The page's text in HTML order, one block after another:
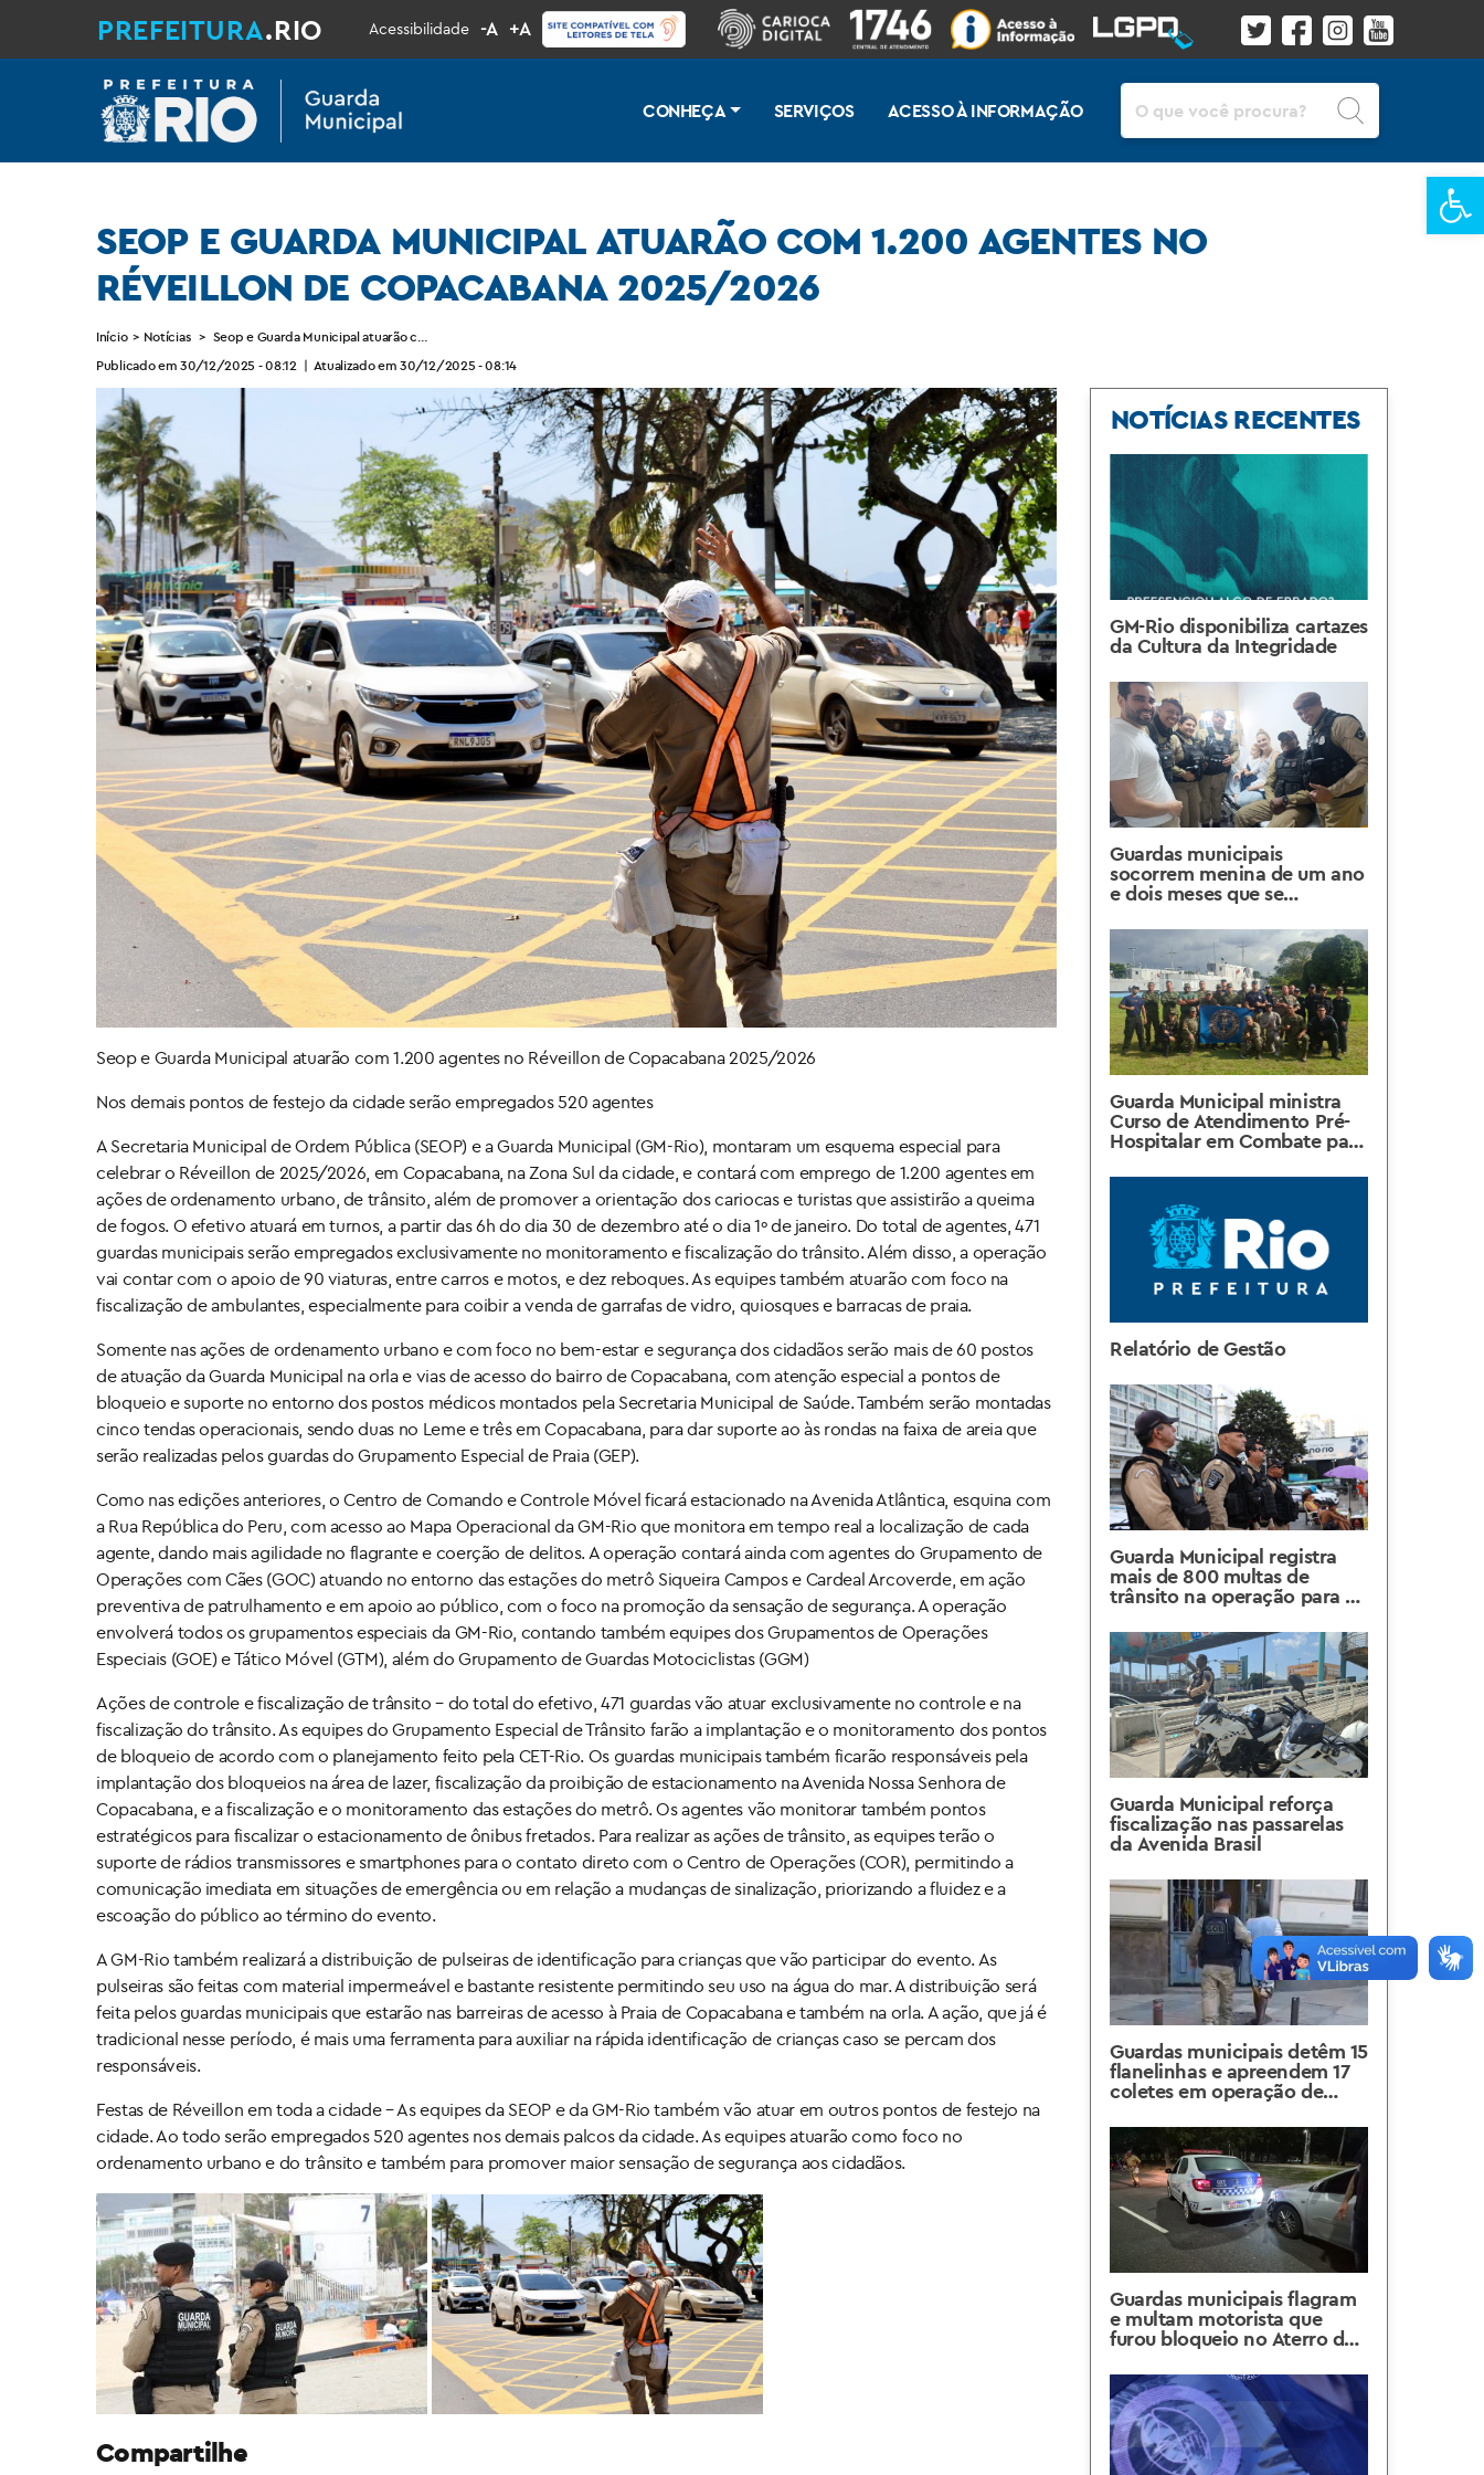
PREFEITURA.RIO Acessibilidade -A +A
CONHEÇA SERVIÇOS ACESSO À INFORMAÇÃO
SEOP E GUARDA MUNICIPAL ATUARÃO COM 1.200 AGENTES NO
RÉVEILLON DE COPACABANA 2025/2026
Início > Notícias > Seop e Guarda Municipal atuarão com 1.200 agentes no Réveillon de Copacabana 2025/2026
Publicado em 30/12/2025 - 08:12 | Atualizado em 30/12/2025 - 08:14
Seop e Guarda Municipal atuarão com 1.200 agentes no Réveillon de Copacabana 2025/2026
Nos demais pontos de festejo da cidade serão empregados 520 agentes
A Secretaria Municipal de Ordem Pública (SEOP) e a Guarda Municipal (GM-Rio), montaram um esquema especial para
celebrar o Réveillon de 2025/2026, em Copacabana, na Zona Sul da cidade, e contará com emprego de 1.200 agentes em
ações de ordenamento urbano, de trânsito, além de promover a orientação dos cariocas e turistas que assistirão a queima
de fogos. O efetivo atuará em turnos, a partir das 6h do dia 30 de dezembro até o dia 1º de janeiro. Do total de agentes, 471
guardas municipais serão empregados exclusivamente no monitoramento e fiscalização do trânsito. Além disso, a operação
vai contar com o apoio de 90 viaturas, entre carros e motos, e dez reboques. As equipes também atuarão com foco na
fiscalização de ambulantes, especialmente para coibir a venda de garrafas de vidro, quiosques e barracas de praia.
Somente nas ações de ordenamento urbano e com foco no bem-estar e segurança dos cidadãos serão mais de 60 postos
de atuação da Guarda Municipal na orla e vias de acesso do bairro de Copacabana, com atenção especial a pontos de
bloqueio e suporte no entorno dos postos médicos montados pela Secretaria Municipal de Saúde. Também serão montadas
cinco tendas operacionais, sendo duas no Leme e três em Copacabana, para dar suporte ao às rondas na faixa de areia que
serão realizadas pelos guardas do Grupamento Especial de Praia (GEP).
Como nas edições anteriores, o Centro de Comando e Controle Móvel ficará estacionado na Avenida Atlântica, esquina com
a Rua República do Peru, com acesso ao Mapa Operacional da GM-Rio que monitora em tempo real a localização de cada
agente, dando mais agilidade no flagrante e coerção de delitos. A operação contará ainda com agentes do Grupamento de
Operações com Cães (GOC) atuando no entorno das estações do metrô Siqueira Campos e Cardeal Arcoverde, em ação
preventiva de patrulhamento e em apoio ao público, com o foco na promoção da sensação de segurança. A operação
envolverá todos os grupamentos especiais da GM-Rio, contando também equipes dos Grupamentos de Operações
Especiais (GOE) e Tático Móvel (GTM), além do Grupamento de Guardas Motociclistas (GGM)
Ações de controle e fiscalização de trânsito – do total do efetivo, 471 guardas vão atuar exclusivamente no controle e na
fiscalização do trânsito. As equipes do Grupamento Especial de Trânsito farão a implantação e o monitoramento dos pontos
de bloqueio de acordo com o planejamento feito pela CET-Rio. Os guardas municipais também ficarão responsáveis pela
implantação dos bloqueios na área de lazer, fiscalização da proibição de estacionamento na Avenida Nossa Senhora de
Copacabana, e a fiscalização e o monitoramento das estações do metrô. Os agentes vão monitorar também pontos
estratégicos para fiscalizar o estacionamento de ônibus fretados. Para realizar as ações de trânsito, as equipes terão o
suporte de rádios transmissores e smartphones para o contato direto com o Centro de Operações (COR), permitindo a
comunicação imediata em situações de emergência ou em relação a mudanças de sinalização, priorizando a fluidez e a
escoação do público ao término do evento.
A GM-Rio também realizará a distribuição de pulseiras de identificação para crianças que vão participar do evento. As
pulseiras são feitas com material impermeável e bastante resistente permitindo seu uso na água do mar. A distribuição será
feita pelos guardas municipais que estarão nas barreiras de acesso à Praia de Copacabana e também na orla. A ação, que já é
tradicional nesse período, é mais uma ferramenta para auxiliar na rápida identificação de crianças caso se percam dos
responsáveis.
Festas de Réveillon em toda a cidade – As equipes da SEOP e da GM-Rio também vão atuar em outros pontos de festejo na
cidade. Ao todo serão empregados 520 agentes nos demais palcos da cidade. As equipes atuarão como foco no
ordenamento urbano e do trânsito e também para promover maior sensação de segurança aos cidadãos.
Compartilhe
NOTÍCIAS RECENTES
GM-Rio disponibiliza cartazes
da Cultura da Integridade
Guardas municipais
socorrem menina de um ano
e dois meses que se
Guarda Municipal ministra
Curso de Atendimento Pré-
Hospitalar em Combate para
Brasil
Relatório de Gestão
Guarda Municipal registra
mais de 800 multas de
trânsito na operação para o
Guarda Municipal reforça
fiscalização nas passarelas
da Avenida Brasil
Guardas municipais detêm 15
flanelinhas e apreendem 17
coletes em operação de
Feira da Glória
Guardas municipais flagram
e multam motorista que
furou bloqueio no Aterro do